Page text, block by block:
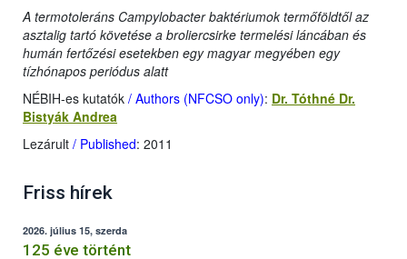
A termotoleráns Campylobacter baktériumok termőföldtől az
asztalig tartó követése a broliercsirke termelési láncában és
humán fertőzési esetekben egy magyar megyében egy
tízhónapos periódus alatt
NÉBIH-es kutatók / Authors (NFCSO only): Dr. Tóthné Dr.
Bistyák Andrea
Lezárult / Published: 2011
Friss hírek
2026. július 15, szerda
125 éve történt